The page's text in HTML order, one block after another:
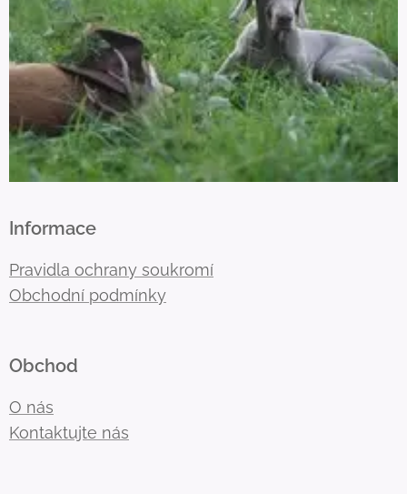
Informace
Pravidla ochrany soukromí
Obchodní podmínky
Obchod
O nás
Kontaktujte nás